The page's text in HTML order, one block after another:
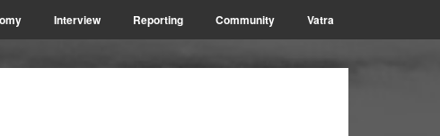
Interview Reporting Community Vatra